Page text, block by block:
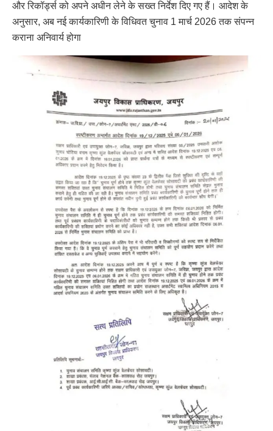
और रिकॉर्ड्स को अपने अधीन लेने के सख्त निर्देश दिए गए हैं। आदेश के
अनुसार, अब नई कार्यकारिणी के विधिवत चुनाव 1 मार्च 2026 तक संपन्न
कराना अनिवार्य होगा